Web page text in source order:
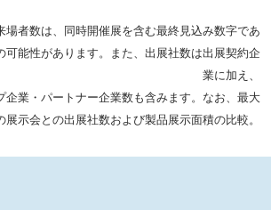
場者数は、同時開催展を含む最終見込み数字であ
可能性があります。また、出展社数は出展契約企
業に加え、
企業・パートナー企業数も含みます。なお、最大
展示会との出展社数および製品展示面積の比較。